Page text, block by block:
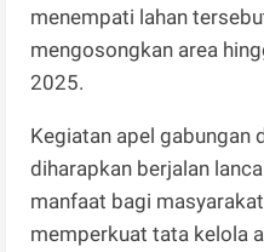
menempati lahan
mengosongkan area
2025.
Kegiatan apel gabungan
diharapkan berjalan
manfaat bagi
memperkuat tata kelola